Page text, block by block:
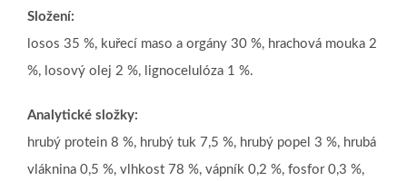
Složení:
losos 35 %, kuřecí maso a orgány 30 %, hrachová mouka 2
%, losový olej 2 %, lignocelulóza 1 %.
Analytické složky:
hrubý protein 8 %, hrubý tuk 7,5 %, hrubý popel 3 %, hrubá
vláknina 0,5 %, vlhkost 78 %, vápník 0,2 %, fosfor 0,3 %,